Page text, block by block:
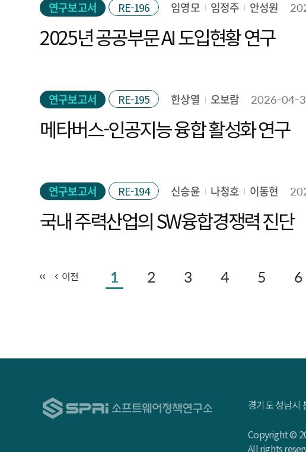
연구보고서 RE-196 임영모 임정주 안성원
2025년 공공부문 AI 도입현황 연구
연구보고서 RE-195 한상열 오보람 2026-04-
메타버스-인공지능 융합 활성화 연구
연구보고서 RE-194 신승윤 나청호 이동현
국내 주력산업의 SW융합경쟁력 진단
이전 1 2 3 4 5 6
경기도 성남
Copyright ©
All rights